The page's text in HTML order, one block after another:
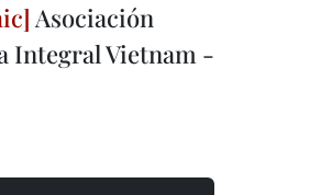
Asociación
Integral Vietnam -